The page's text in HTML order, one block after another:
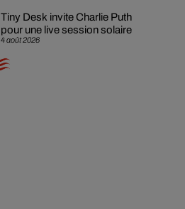
4 août 2026
Tiny Desk invite Charlie Puth
pour une live session solaire